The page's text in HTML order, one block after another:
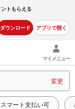
トもらえる
ダウンロード アプリで開く
マイメニュー
変更
スマート支払い可